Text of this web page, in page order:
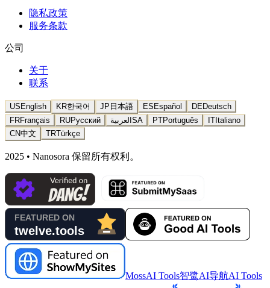
隐私政策
服务条款
公司
关于
联系
US English KR한국어 JP 日本語 ES Español DEDeutsch
FRFrançais RUРусский SA العربية PTPortuguês IT Italiano
CN中文 TRTürkçe
2025 • Nanosora 保留所有权利。
MossAI Tools智鹭AI导航AI Tools